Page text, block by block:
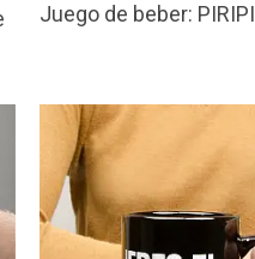
Juego de beber: PIRIPI